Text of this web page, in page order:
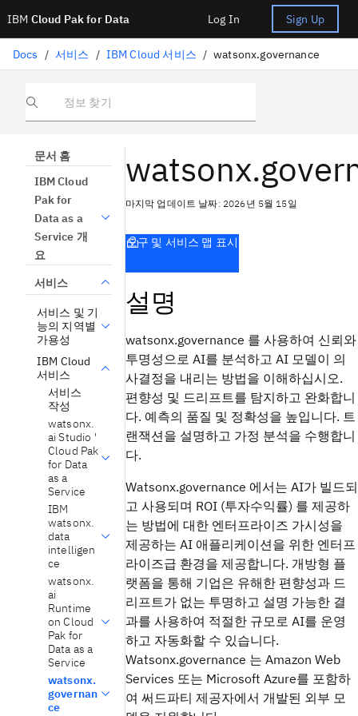
IBM Cloud Pak for Data Log In Sign Up
Docs / 서비스 / IBM Cloud 서비스 / watsonx.governance
정보 찾기
문서 홈
IBM Cloud
Pak for
Data as a
Service 개
요
서비스
서비스 및 기
능의 지역별
가용성
IBM Cloud
서비스
서비스
작성
watsonx.
ai Studio '
Cloud Pak
for Data
as a
Service
IBM
watsonx.
data
intelligen
ce
watsonx.
ai
Runtime
on Cloud
Pak for
Data as a
Service
watsonx.
governan
ce
마지막 업데이트 날짜: 2026년 5월 15일
도구 및 서비스 맵 표시
설명
watsonx.governance 를 사용하여 신뢰와
투명성으로 AI를 분석하고 AI 모델이 의
사결정을 내리는 방법을 이해하십시오.
편향성 및 드리프트를 탐지하고 완화합니
다. 예측의 품질 및 정확성을 높입니다. 트
랜잭션을 설명하고 가정 분석을 수행합니
다.
Watsonx.governance 에서는 AI가 빌드되
고 사용되며 ROI (투자수익률) 를 제공하
는 방법에 대한 엔터프라이즈 가시성을
제공하는 AI 애플리케이션을 위한 엔터프
라이즈급 환경을 제공합니다. 개방형 플
랫폼을 통해 기업은 유해한 편향성과 드
리프트가 없는 투명하고 설명 가능한 결
과를 사용하여 적절한 규모로 AI를 운영
하고 자동화할 수 있습니다.
Watsonx.governance 는 Amazon Web
Services 또는 Microsoft Azure를 포함하
여 써드파티 제공자에서 개발된 외부 모